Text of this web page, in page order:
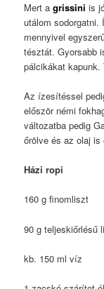
Mert agrissini is
utálom
mennyivel
tésztát. Gyorsabb
pálcikákat kapunk.
Az ízesítéssel
először némi
változatba pedig
őrölve és az olaj
Házi ropi
160 g finomliszt
90 g teljeskiőrlésű
kb. 150 ml víz